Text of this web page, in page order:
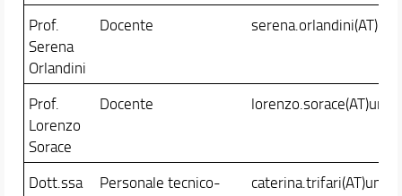
Prof.
Serena
Orlandini
Docente
Prof.
Lorenzo
Sorace
Docente
Dott.ssa
Personale tecnico-